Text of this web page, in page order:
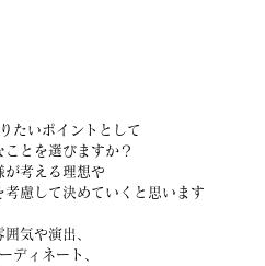
たいポイントとして
ことを選びますか？
が考える理想や
慮して決めていくと思います
囲気や演出、
ディネート、